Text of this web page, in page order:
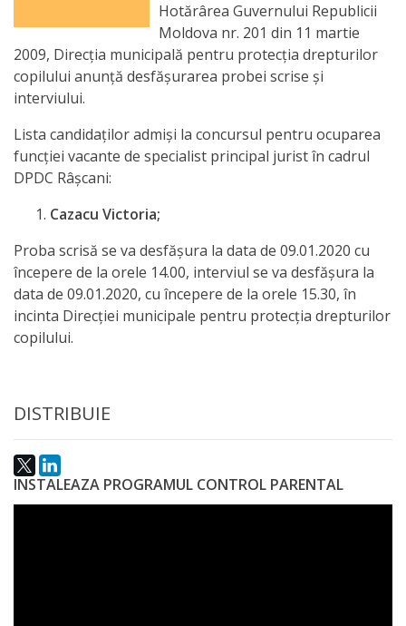
Rapoarte
de
activitate
Transparență
Achiziții
publice
Invitații
de
Planuri
de
achiziții
Hotărârea Guvernului Republicii
Moldova nr. 201 din 11 martie
2009, Direcţia municipală pentru protecţia drepturilor
copilului anunţă desfăşurarea probei scrise şi
interviului.
Lista candidaţilor admişi la concursul pentru ocuparea
funcţiei vacante de specialist principal jurist în cadrul
DPDC Râșcani:
Cazacu Victoria;
Proba scrisă se va desfăşura la data de 09.01.2020 cu
începere de la orele 14.00, interviul se va desfăşura la
data de 09.01.2020, cu începere de la orele 15.30, în
incinta Direcţiei municipale pentru protecţia drepturilor
copilului.
DISTRIBUIE
INSTALEAZA PROGRAMUL CONTROL PARENTAL